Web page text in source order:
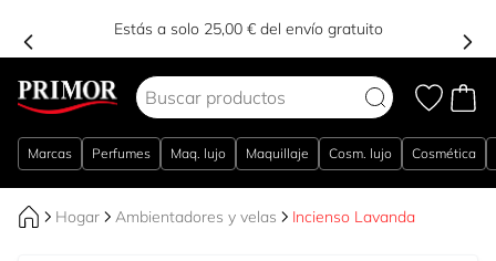
Estás a solo 25,00 € del envío gratuito
Marcas Perfumes Maq. lujo Maquillaje Cosm. lujo Cosmética
Hogar Ambientadores y velas Incienso Lavanda